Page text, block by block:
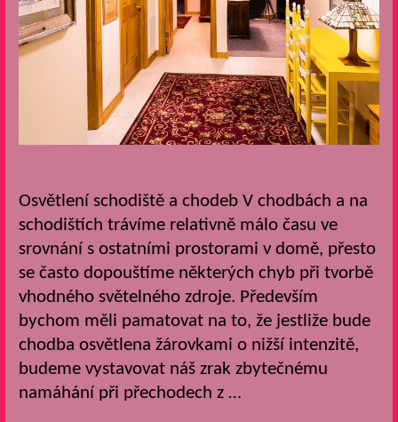
Osvětlení schodiště a chodeb V chodbách a na
schodištích trávíme relativně málo času ve
srovnání s ostatními prostorami v domě, přesto
se často dopouštíme některých chyb při tvorbě
vhodného světelného zdroje. Především
bychom měli pamatovat na to, že jestliže bude
chodba osvětlena žárovkami o nižší intenzitě,
budeme vystavovat náš zrak zbytečnému
namáhání při přechodech z …